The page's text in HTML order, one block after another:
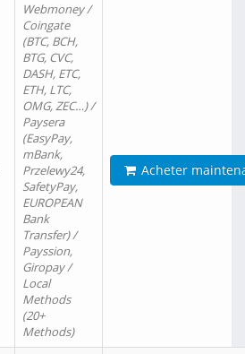
Webmoney /
Coingate
(BTC, BCH,
BTG, CVC,
DASH, ETC,
ETH, LTC,
OMG, ZEC…) /
Paysera
(EasyPay,
mBank,
Przelewy24,
SafetyPay,
EUROPEAN
Bank
Transfer) /
Payssion,
Giropay /
Local
Methods
(20+
Methods)
Acheter